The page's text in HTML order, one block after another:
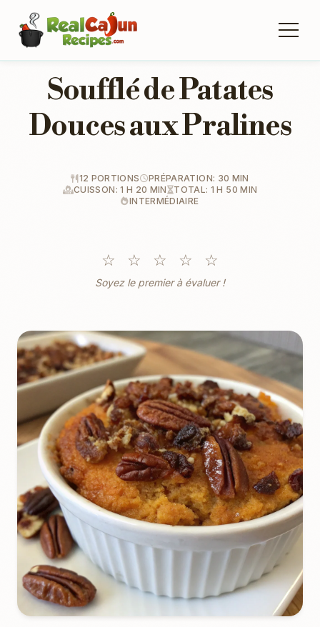
Soufflé de Patates
Douces aux Pralines
12 PORTIONS
PRÉPARATION: 30 MIN
CUISSON: 1 H 20 MIN
TOTAL: 1 H 50 MIN
INTERMÉDIAIRE
☆ ☆ ☆ ☆ ☆
Soyez le premier à évaluer !